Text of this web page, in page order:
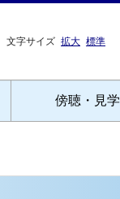
文字サイズ 拡大 標準
傍聴・見学